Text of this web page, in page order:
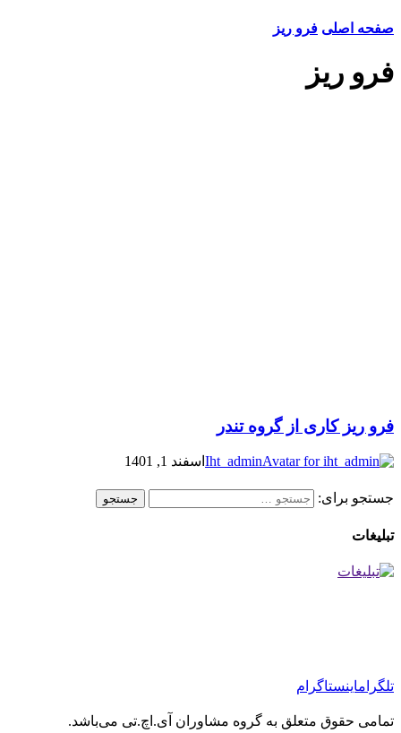
صفحه اصلی فرو ریز
فرو ریز
فرو ریز کاری از گروه تندر
Iht_admin اسفند 1, 1401
جستجو برای:
تبلیغات
تلگراماینستاگرام
تمامی حقوق متعلق به گروه مشاوران آی.اچ.تی می‌باشد.